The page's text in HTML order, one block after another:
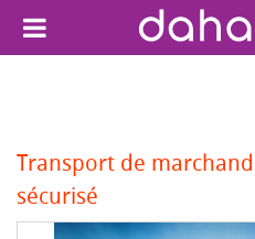
Transport de
sécurisé